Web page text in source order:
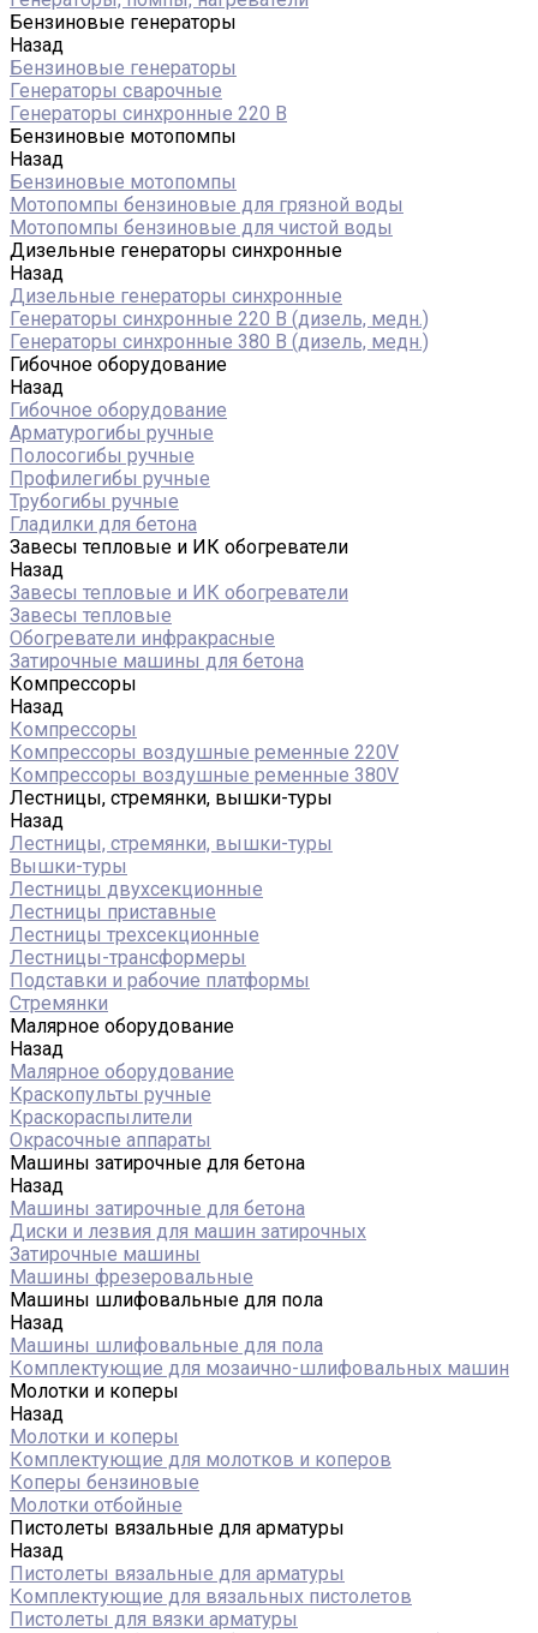
Бензиновые генераторы
Назад
Бензиновые генераторы
Генераторы сварочные
Генераторы синхронные 220 В
Бензиновые мотопомпы
Назад
Бензиновые мотопомпы
Мотопомпы бензиновые для грязной воды
Мотопомпы бензиновые для чистой воды
Дизельные генераторы синхронные
Назад
Дизельные генераторы синхронные
Генераторы синхронные 220 В (дизель, медн.)
Генераторы синхронные 380 В (дизель, медн.)
Гибочное оборудование
Назад
Гибочное оборудование
Арматурогибы ручные
Полосогибы ручные
Профилегибы ручные
Трубогибы ручные
Гладилки для бетона
Завесы тепловые и ИК обогреватели
Назад
Завесы тепловые и ИК обогреватели
Завесы тепловые
Обогреватели инфракрасные
Затирочные машины для бетона
Компрессоры
Назад
Компрессоры
Компрессоры воздушные ременные 220V
Компрессоры воздушные ременные 380V
Лестницы, стремянки, вышки-туры
Назад
Лестницы, стремянки, вышки-туры
Вышки-туры
Лестницы двухсекционные
Лестницы приставные
Лестницы трехсекционные
Лестницы-трансформеры
Подставки и рабочие платформы
Стремянки
Малярное оборудование
Назад
Малярное оборудование
Краскопульты ручные
Краскораспылители
Окрасочные аппараты
Машины затирочные для бетона
Назад
Машины затирочные для бетона
Диски и лезвия для машин затирочных
Затирочные машины
Машины фрезеровальные
Машины шлифовальные для пола
Назад
Машины шлифовальные для пола
Комплектующие для мозаично-шлифовальных машин
Молотки и коперы
Назад
Молотки и коперы
Комплектующие для молотков и коперов
Коперы бензиновые
Молотки отбойные
Пистолеты вязальные для арматуры
Назад
Пистолеты вязальные для арматуры
Комплектующие для вязальных пистолетов
Пистолеты для вязки арматуры